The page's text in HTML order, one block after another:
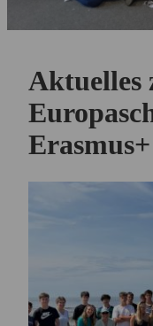
Aktuelles
Erasmus+